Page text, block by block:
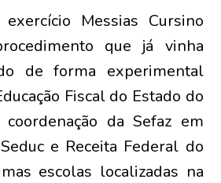
Messias Cursino
que já vinha
de forma experimental
Fiscal do Estado do
coordenação da Sefaz em
e Receita Federal do
escolas localizadas na